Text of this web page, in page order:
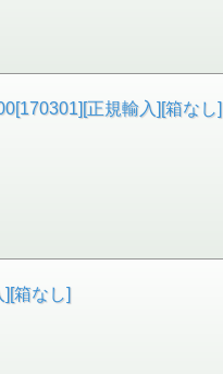
正規輸入][箱なし]
][箱なし]